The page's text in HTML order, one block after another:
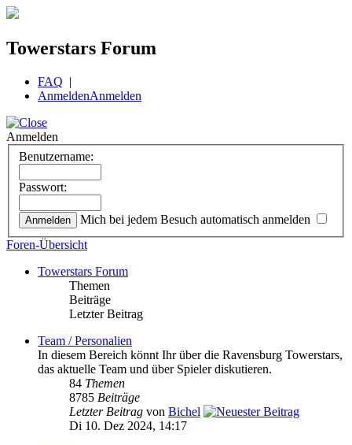
Towerstars Forum
FAQ |
AnmeldenAnmelden
Anmelden
Benutzername:
Passwort:
Mich bei jedem Besuch automatisch anmelden
Foren-Übersicht
Towerstars Forum
Themen
Beiträge
Letzter Beitrag
Team / Personalien
In diesem Bereich könnt Ihr über die Ravensburg Towerstars,
das aktuelle Team und über Spieler diskutieren.
84 Themen
8785 Beiträge
Letzter Beitrag von Bichel
Di 10. Dez 2024, 14:17